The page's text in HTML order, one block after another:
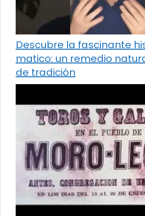
Descubre la fascinante
matico: un remedio
de tradición